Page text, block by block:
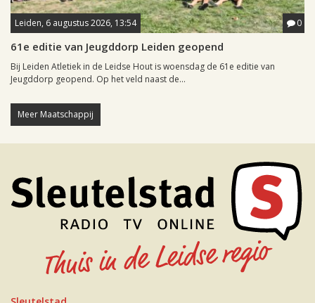
Leiden, 6 augustus 2026, 13:54 0
61e editie van Jeugddorp Leiden geopend
Bij Leiden Atletiek in de Leidse Hout is woensdag de 61e editie van
Jeugddorp geopend. Op het veld naast de...
Meer Maatschappij